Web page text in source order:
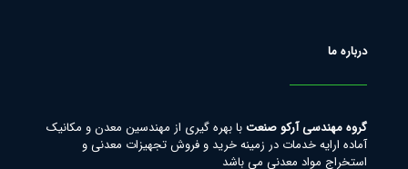
درباره ما
گروه مهندسی آرکو صنعتبا بهره گیری از مهندسین معدن و مکانیک
آماده ارایه خدمات در زمینه خرید و فروش تجهیزات معدنی و
استخراج مواد معدنی می باشد